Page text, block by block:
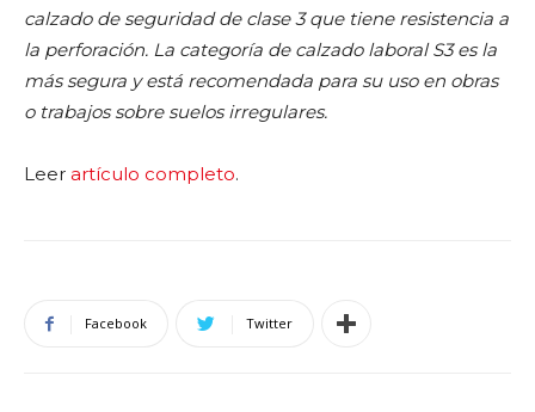
calzado de seguridad de clase 3 que tiene resistencia a
la perforación. La categoría de calzado laboral S3 es la
más segura y está recomendada para su uso en obras
o trabajos sobre suelos irregulares.
Leer artículo completo.
Facebook Twitter